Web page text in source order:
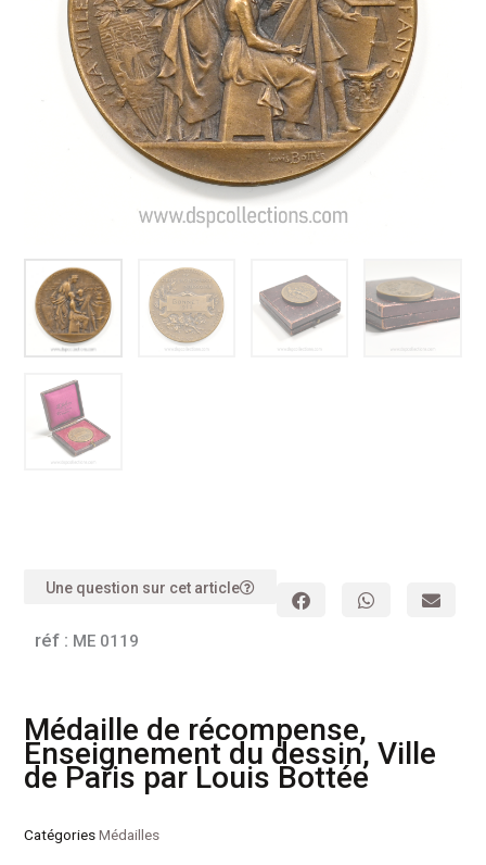
Une question sur cet article
réf : ME 0119
Médaille de récompense,
Enseignement du dessin, Ville
de Paris par Louis Bottée
CatégoriesMédailles